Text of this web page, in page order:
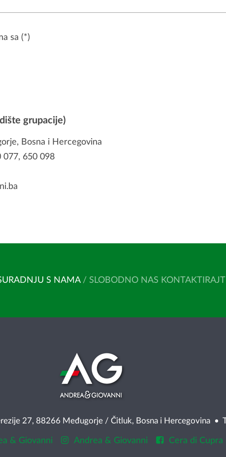
sa (*)
grupacije)
Bosna i Hercegovina
077, 650 098
S NAMA / SLOBODNO NAS
27, 88266 Međugorje / Čitluk, Bosna i Hercegovina •
& Giovanni Andrea & Giovanni Cera di Cupra